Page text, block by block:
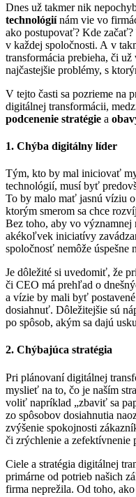
Dnes už takmer nik
technológiínám vie vo
ako postupovať? Kde
v každej spoločnosti. A v
transformácia prebieha, či už
najčastejšie problémy, s
V tejto časti sa pozrieme na
digitálnej transformácii,
podcenenie stratégie a
1. Chýba digitálny líder
Tým, kto by mal iniciovať
technológií, musí byť
To by malo mať jasnú víziu
ktorým smerom sa chce
Bez toho, aby vo významnej
akékoľvek iniciatívy
spoločnosť nemôže úspešne
Je dôležité si uvedomiť, že
či CEO má prehľad o
a vízie by mali byť
dosiahnuť. Dôležitejšie sú
po spôsob, akým sa dajú
2. Chýbajúca stratégia
Pri plánovaní digitálnej
myslieť na to, čo je naším
voliť napríklad „zbaviť sa
zo spôsobov dosiahnutia
zvýšenie spokojnosti
či zrýchlenie a zefektívnenie
Ciele a stratégia digitálnej
primárne od potrieb našich
firma neprežila. Od toho,